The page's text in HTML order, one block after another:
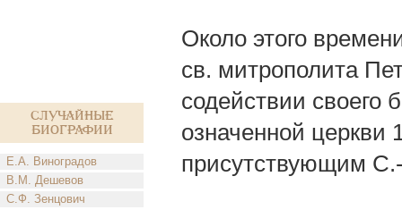
Случайные
биографии
Е.А. Виноградов
В.М. Дешевов
С.Ф. Зенцович
Около этого
св. митрополита
содействии своего
означенной церкви
присутствующим